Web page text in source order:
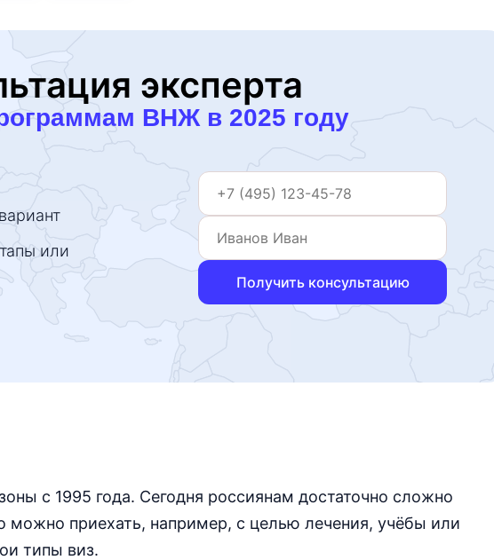
эксперта
ВНЖ в 2025 году
или
Получить консультацию
с 1995 года. Сегодня россиянам достаточно сложно
можно приехать, например, с целью лечения, учёбы или
типы виз.